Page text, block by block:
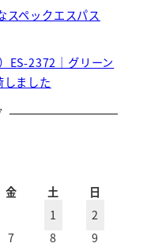
スペックエスパス
ES-2372｜グリーン
ました
金 土
日
1
2
7 8 9